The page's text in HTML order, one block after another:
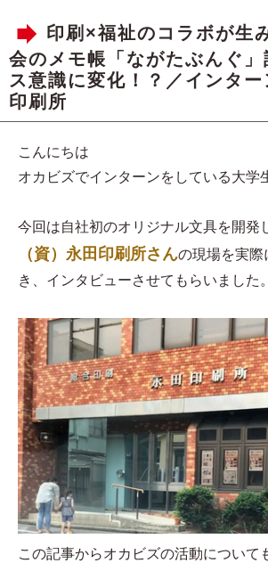
印刷×福祉のコラボが生
会のメモ帳「ながたぶんぐ」
ス意識に変化！？／インター
印刷所
こんにちは
オカビズでインターンをしている大学
今回は自社初のオリジナル文具を開発
（資）永田印刷所さんの現場を実際
き、インタビューさせてもらいました。
この記事からオカビズの活動について